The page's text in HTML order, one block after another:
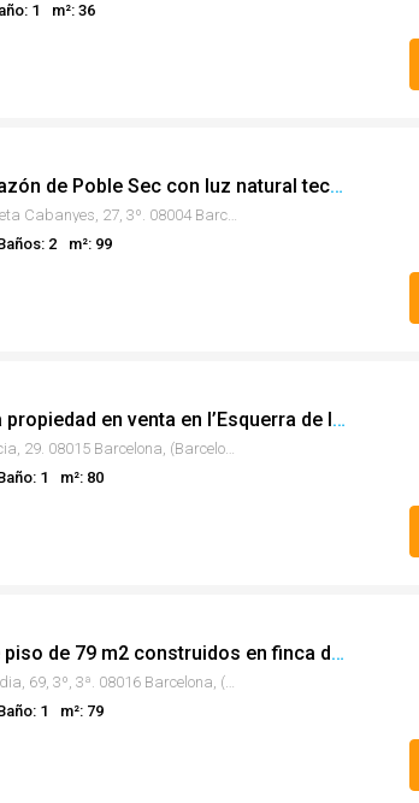
1
m²: 36
En el corazón de Poble Sec con luz natural techos altos de 98 m² !!!
Calle del Poeta Cabanyes, 27, 3º. 08004 Barcelona, (Barcelona)
2
m²: 99
Exclusiva propiedad en venta en l’Esquerra de l’Eixample!!!
Calle Valencia, 29. 08015 Barcelona, (Barcelona)
1
m²: 80
Se vende piso de 79 m2 construidos en finca de 1956 con ascensor 3r piso altura!!
Calle d'Alcúdia, 69, 3º, 3ª. 08016 Barcelona, (Barcelona)
1
m²: 79